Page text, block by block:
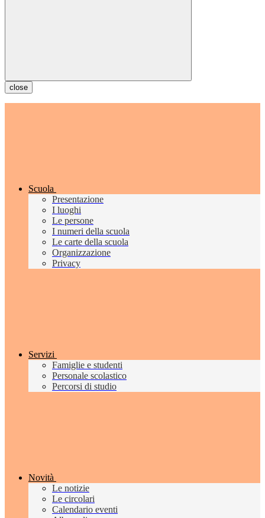
close
Scuola
Presentazione
I luoghi
Le persone
I numeri della scuola
Le carte della scuola
Organizzazione
Privacy
Servizi
Famiglie e studenti
Personale scolastico
Percorsi di studio
Novità
Le notizie
Le circolari
Calendario eventi